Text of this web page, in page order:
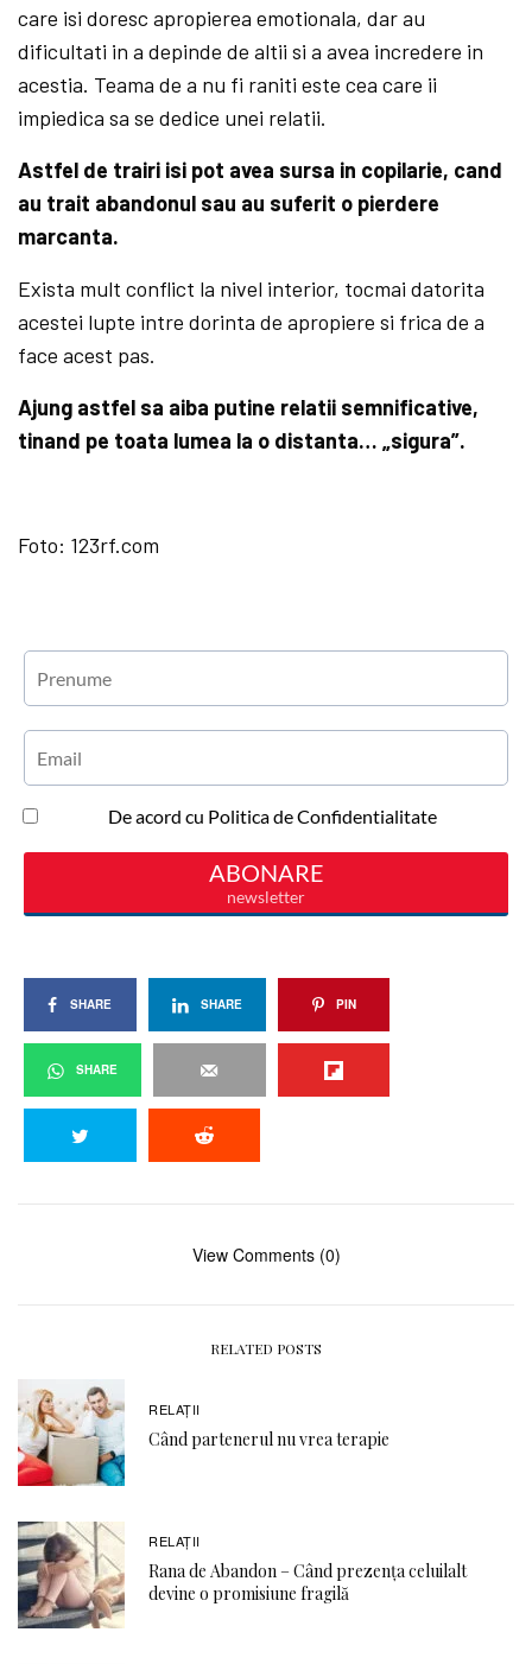
care isi doresc apropierea emotionala, dar au
dificultati in a depinde de altii si a avea incredere in
acestia. Teama de a nu fi raniti este cea care ii
impiedica sa se dedice unei relatii.
Astfel de trairi isi pot avea sursa in copilarie, cand
au trait abandonul sau au suferit o pierdere
marcanta.
Exista mult conflict la nivel interior, tocmai datorita
acestei lupte intre dorinta de apropiere si frica de a
face acest pas.
Ajung astfel sa aiba putine relatii semnificative,
tinand pe toata lumea la o distanta… „sigura”.
Foto: 123rf.com
SHARE SHARE PIN
SHARE
View Comments (0)
RELATED POSTS
RELAŢII
Când partenerul nu vrea terapie
RELAŢII
Rana de Abandon – Când prezența celuilalt
devine o promisiune fragilă